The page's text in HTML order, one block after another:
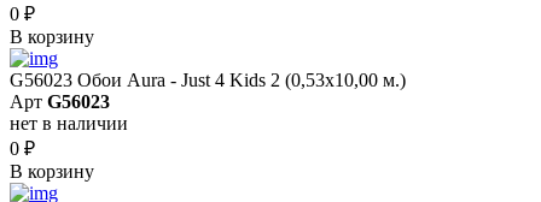
0 ₽
В корзину
G56023 Обои Aura - Just 4 Kids 2 (0,53х10,00 м.)
Арт G56023
нет в наличии
0 ₽
В корзину